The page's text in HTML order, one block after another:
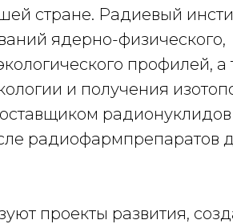
стране. Радиевый
ядерно-физического,
профилей, а
и получения
радионуклидов
радиофармпрепаратов
проекты развития,